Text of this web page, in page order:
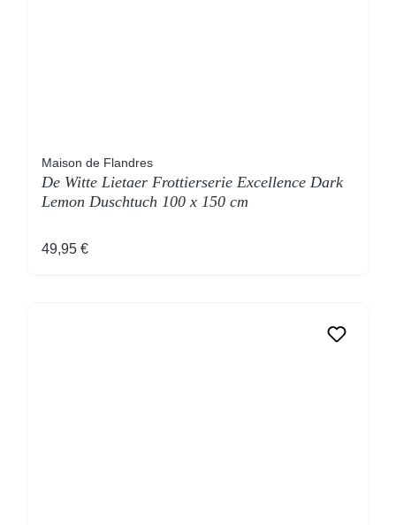
Maison de Flandres
De Witte Lietaer Frottierserie Excellence Dark
Lemon Duschtuch 100 x 150 cm
Regulärer Preis:
49,95 €